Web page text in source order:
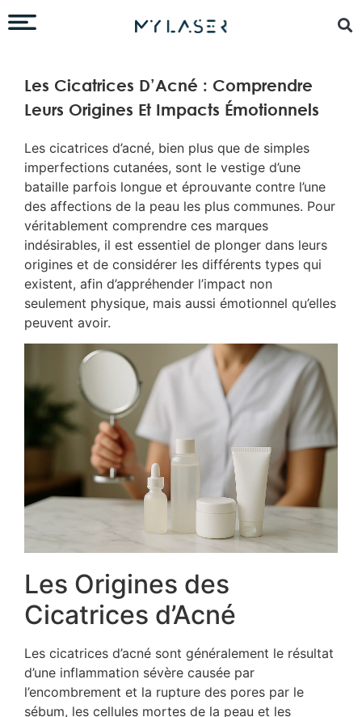
Les Cicatrices D’Acné : Comprendre
Leurs Origines Et Impacts Émotionnels
Les cicatrices d’acné, bien plus que de simples
imperfections cutanées, sont le vestige d’une
bataille parfois longue et éprouvante contre l’une
des affections de la peau les plus communes. Pour
véritablement comprendre ces marques
indésirables, il est essentiel de plonger dans leurs
origines et de considérer les différents types qui
existent, afin d’appréhender l’impact non
seulement physique, mais aussi émotionnel qu’elles
peuvent avoir.
Les Origines des
Cicatrices d’Acné
Les cicatrices d’acné sont généralement le résultat
d’une inflammation sévère causée par
l’encombrement et la rupture des pores par le
sébum, les cellules mortes de la peau et les